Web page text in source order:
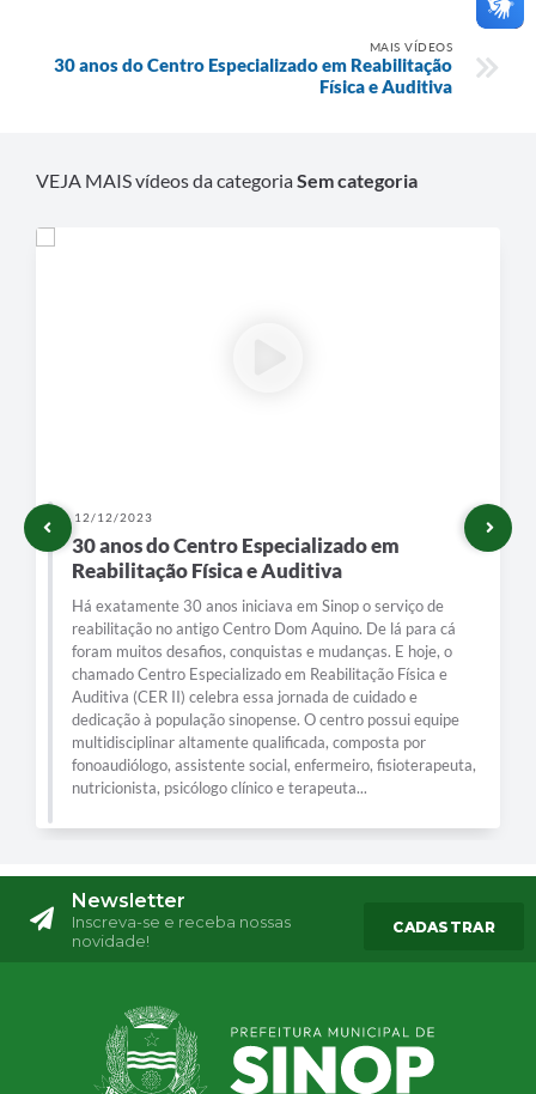
MAIS VÍDEOS
30 anos do Centro Especializado em Reabilitação
Física e Auditiva
VEJA MAIS vídeos da categoriaSem categoria
12/12/2023
30 anos do Centro Especializado em
Reabilitação Física e Auditiva
Há exatamente 30 anos iniciava em Sinop o serviço de
reabilitação no antigo Centro Dom Aquino. De lá para cá
foram muitos desafios, conquistas e mudanças. E hoje, o
chamado Centro Especializado em Reabilitação Física e
Auditiva (CER II) celebra essa jornada de cuidado e
dedicação à população sinopense. O centro possui equipe
multidisciplinar altamente qualificada, composta por
fonoaudiólogo, assistente social, enfermeiro, fisioterapeuta,
nutricionista, psicólogo clínico e terapeuta...
Newsletter
Inscreva-se e receba nossas
novidade!
CADASTRAR